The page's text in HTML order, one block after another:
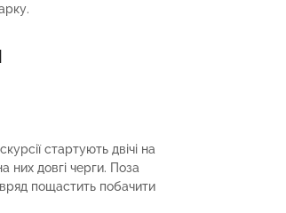
стартують двічі на
них довгі черги. Поза
пощастить побачити